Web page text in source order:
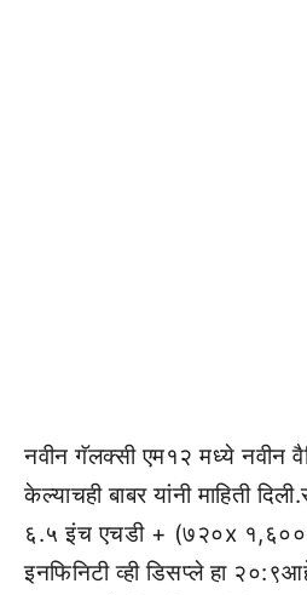
नवीन गॅलक्सी एम१२ मध्ये नवीन
केल्याचही बाबर यांनी माहिती
६.५ इंच एचडी + (७२०x १,६००
इनफिनिटी व्ही डिसप्ले हा